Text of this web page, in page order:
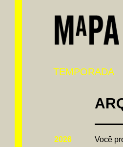
TEMPORADA
2026
Você